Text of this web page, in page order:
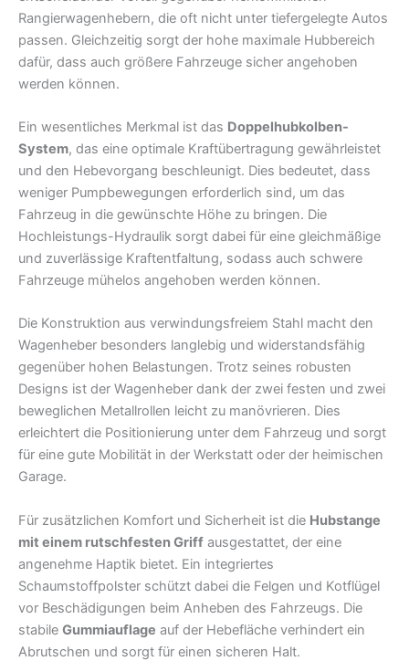
Rangierwagenhebern, die oft nicht unter tiefergelegte Autos
passen. Gleichzeitig sorgt der hohe maximale Hubbereich
dafür, dass auch größere Fahrzeuge sicher angehoben
werden können.
Ein wesentliches Merkmal ist das Doppelhubkolben-
System, das eine optimale Kraftübertragung gewährleistet
und den Hebevorgang beschleunigt. Dies bedeutet, dass
weniger Pumpbewegungen erforderlich sind, um das
Fahrzeug in die gewünschte Höhe zu bringen. Die
Hochleistungs-Hydraulik sorgt dabei für eine gleichmäßige
und zuverlässige Kraftentfaltung, sodass auch schwere
Fahrzeuge mühelos angehoben werden können.
Die Konstruktion aus verwindungsfreiem Stahl macht den
Wagenheber besonders langlebig und widerstandsfähig
gegenüber hohen Belastungen. Trotz seines robusten
Designs ist der Wagenheber dank der zwei festen und zwei
beweglichen Metallrollen leicht zu manövrieren. Dies
erleichtert die Positionierung unter dem Fahrzeug und sorgt
für eine gute Mobilität in der Werkstatt oder der heimischen
Garage.
Für zusätzlichen Komfort und Sicherheit ist die Hubstange
mit einem rutschfesten Griff ausgestattet, der eine
angenehme Haptik bietet. Ein integriertes
Schaumstoffpolster schützt dabei die Felgen und Kotflügel
vor Beschädigungen beim Anheben des Fahrzeugs. Die
stabile Gummiauflage auf der Hebefläche verhindert ein
Abrutschen und sorgt für einen sicheren Halt.